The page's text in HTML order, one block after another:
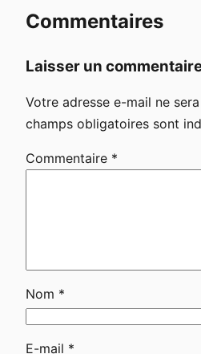
Commentaires
Laisser un
Votre adresse e-mail ne
champs obligatoires sont
Commentaire *
Nom *
E-mail *